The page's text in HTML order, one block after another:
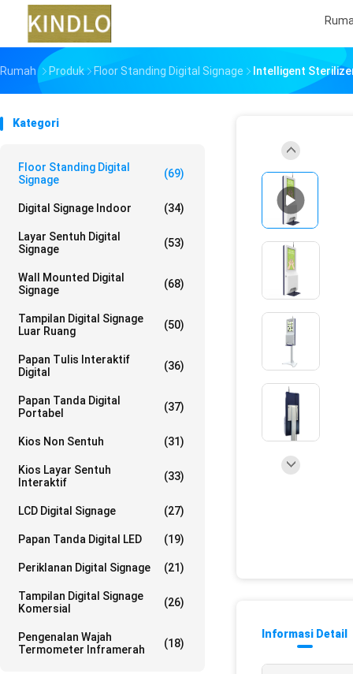
Rumah Produk Floor Standing Digital Signage Intelligent
Kategori
Floor Standing Digital
Signage
(69)
Digital Signage Indoor (34)
Layar Sentuh Digital
Signage
(53)
Wall Mounted Digital
Signage
(68)
Tampilan Digital Signage
Luar Ruang
(50)
Papan Tulis Interaktif
Digital
(36)
Papan Tanda Digital
Portabel
(37)
Kios Non Sentuh (31)
Kios Layar Sentuh
Interaktif
(33)
LCD Digital Signage (27)
Papan Tanda Digital LED (19)
Periklanan Digital Signage (21)
Tampilan Digital Signage
Komersial
(26)
Pengenalan Wajah
Termometer Inframerah
(18)
Informasi Detail